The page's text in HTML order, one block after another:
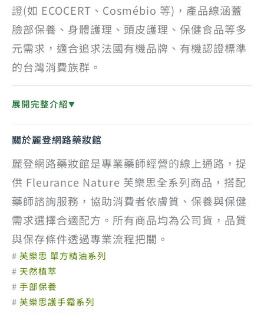
證(如 ECOCERT、Cosmébio 等)，產品線涵蓋
臉部保養、身體護理、頭皮護理、保健食品等多
元需求，適合追求法國有機品牌、有機認證標準
的台灣消費族群。
展開完整介紹▼
關於麗登網路藥妝館
麗登網路藥妝館是專業藥師經營的線上通路，提
供 Fleurance Nature 芙樂思全系列商品，搭配
藥師諮詢服務，協助消費者依膚質、保養與保健
需求選擇合適配方。所有商品均為公司貨，品質
與保存條件透過專業流程把關。
# 芙樂思 單方精油系列
# 天然植萃
# 手部保養
# 芙樂思護手霜系列